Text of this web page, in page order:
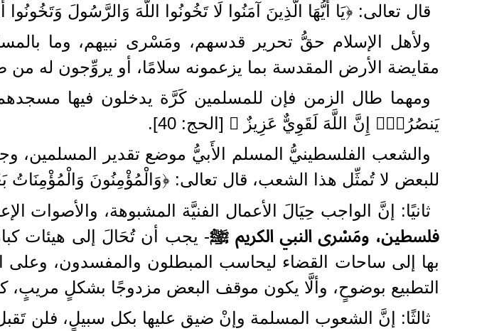
قال تعالى: ﴿يَا أَيُّهَا الَّذِينَ آمَنُوا لَا تَخُونُوا اللَّهَ وَالرَّسُولَ وَتَخُونُوا
ولأهل الإسلام حقُّ تحرير قدسهم، ومَسْرى نبيهم، وما
مقايضة الأرض المقدسة بما يزعمونه سلامًا، أو يروِّجون له من
ومهما طال الزمن فإن للمسلمين كَرَّة يدخلون فيها
يَنصُرُهُۗ إِنَّ اللَّهَ لَقَوِيٌّ عَزِيزٌ ﴾ [الحج: 40].
والشعب الفلسطينيُّ المسلم الأَبيُّ موضع تقدير المسلمين،
للبعض لا تُمثِّل هذا الشعب، قال تعالى: ﴿وَالْمُؤْمِنُونَ وَالْمُؤْمِنَاتُ
ثانيًا: إنَّ الواجب حِيَالَ الأعمال الفنيَّة المشبوهة، والأصوات
فلسطين، ومَسْرى النبي الكريم ﷺ- يجب أن تُحَالَ إلى هيئات كبار
بها إلى ساحات القضاء ليحاسب المبطلون والمفسدون،
التطبيع بوضوحٍ، وألَّا يكون موقف البعض مزدوجًا بشكلٍ مريبٍ،
ثالثًا: إنَّ الشعوب المسلمة وإنْ ضيق عليها بكل سبيلٍ، فلن